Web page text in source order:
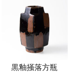
黒釉掻落方瓶